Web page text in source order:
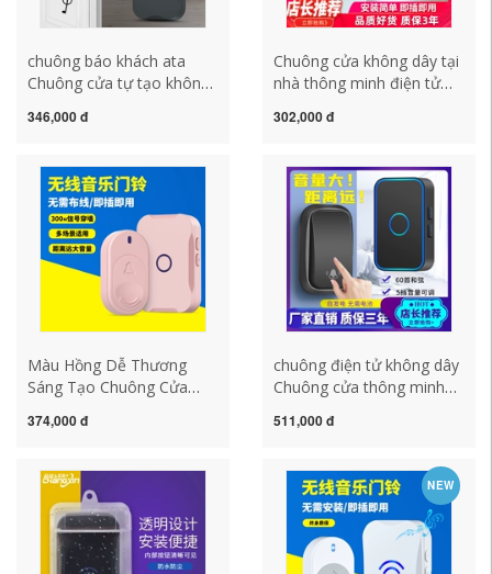
chuông báo khách ata
Chuông cửa tự tạo không
dây tại nhà, máy nhắn tin
kawasan chuông cửa
không dây kawasan
346,000 đ
Chuông cửa không dây tại
nhà thông minh điện tử
khiển từ xa Chuông cửa
bị gọi bệnh nhân cao tuổi
chuông kawasan chuông
cửa không dây panasonic
302,000 đ
Màu Hồng Dễ Thương
Sáng Tạo Chuông Cửa
Gia Đình Khoảng Cách
Khiển Từ Xa Chuông Cửa
Trẻ Em Chuông Cửa
chuông điện không dây
panasonic chuông báo
khách không dây
374,000 đ
chuông điện tử không dây
Chuông cửa thông minh
chức năng, máy nhắn tin
khoảng cách cực xa, 1-2
đến 1-1 chuông kawasan
chuông không dây
511,000 đ
NEW